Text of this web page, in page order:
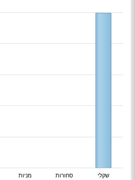
מניות סחורות שקלי